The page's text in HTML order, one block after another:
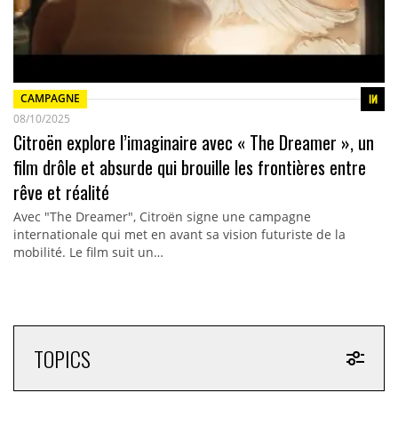
CAMPAGNE
08/10/2025
Citroën explore l’imaginaire avec « The Dreamer », un
film drôle et absurde qui brouille les frontières entre
rêve et réalité
Avec "The Dreamer", Citroën signe une campagne
internationale qui met en avant sa vision futuriste de la
mobilité. Le film suit un…
TOPICS